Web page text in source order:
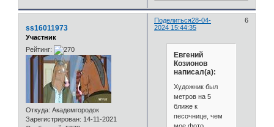
Поделиться 6
28-04-
2024 15:44:35
ss16011973
Участник
Рейтинг:
Откуда: Академгородок
Зарегистрирован: 14-11-2021
Евгений
Козионов
написал(а):
Художник был
метров на 5
ближе к
песочнице, чем